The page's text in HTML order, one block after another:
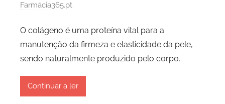
Farmácia365.pt
O colágeno é uma proteína vital para a
manutenção da firmeza e elasticidade da pele,
sendo naturalmente produzido pelo corpo.
Continuar a ler